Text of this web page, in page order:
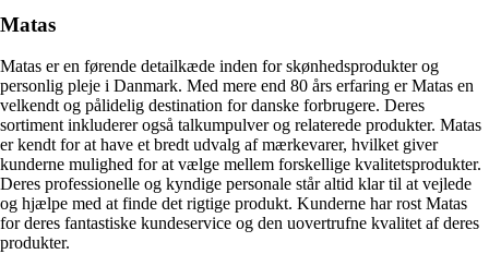
Matas
Matas er en førende detailkæde inden for skønhedsprodukter og
personlig pleje i Danmark. Med mere end 80 års erfaring er Matas en
velkendt og pålidelig destination for danske forbrugere. Deres
sortiment inkluderer også talkumpulver og relaterede produkter. Matas
er kendt for at have et bredt udvalg af mærkevarer, hvilket giver
kunderne mulighed for at vælge mellem forskellige kvalitetsprodukter.
Deres professionelle og kyndige personale står altid klar til at vejlede
og hjælpe med at finde det rigtige produkt. Kunderne har rost Matas
for deres fantastiske kundeservice og den uovertrufne kvalitet af deres
produkter.